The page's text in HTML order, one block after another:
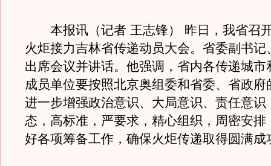
本报讯（记者 王志锋） 昨日，我省召
火炬接力吉林省传递动员大会。省委副书记
出席会议并讲话。他强调，省内各传递城市
成员单位要按照北京奥组委和省委、省政府
进一步增强政治意识、大局意识、责任意识
态，高标准，严要求，精心组织，周密安排
好各项筹备工作，确保火炬传递取得圆满成